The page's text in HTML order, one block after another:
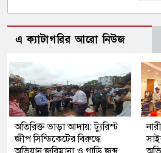
এ ক্যাটাগরির আরো নিউজ
অতিরিক্ত ভাড়া আদায়: ট্যুরিস্ট
জীপ সিন্ডিকেটের বিরুদ্ধে